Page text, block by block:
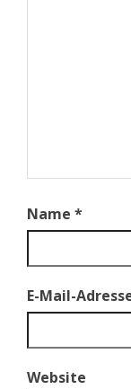
Name *
E-Mail-
Website